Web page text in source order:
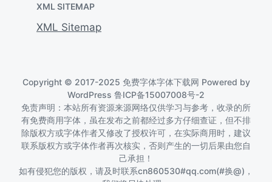
XML SITEMAP
XML Sitemap
Copyright © 2017-2025 免费字体字体下载网 Powered by
WordPress 鲁ICP备15007008号-2
免责声明：本站所有资源来源网络仅供学习与参考，收录的所
有免费商用字体，虽在发布之前都经过多方仔细查证，但不排
除版权方或字体作者又修改了授权许可，在实际商用时，建议
联系版权方或字体作者再次核实，否则产生的一切后果由您自
己承担！
如有侵犯您的版权，请及时联系cn860530#qq.com(#换@)，